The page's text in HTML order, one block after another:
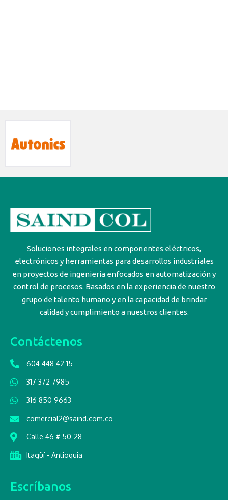
Soluciones integrales en componentes eléctricos,
electrónicos y herramientas para desarrollos industriales
en proyectos de ingeniería enfocados en automatización y
control de procesos. Basados en la experiencia de nuestro
grupo de talento humano y en la capacidad de brindar
calidad y cumplimiento a nuestros clientes.
Contáctenos
604 448 42 15
317 372 7985
316 850 9663
comercial2@saind.com.co
Calle 46 # 50-28
Itagüí - Antioquia
Escríbanos